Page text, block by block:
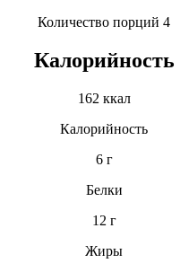
Количество порций 4
Калорийность
162 ккал
Калорийность
6 г
Белки
12 г
Жиры